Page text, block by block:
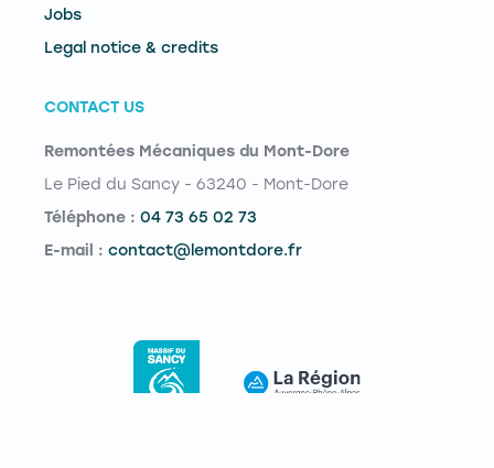
Jobs
Legal notice & credits
CONTACT US
Remontées Mécaniques du Mont-Dore
Le Pied du Sancy - 63240 - Mont-Dore
Téléphone : 04 73 65 02 73
E-mail : contact@lemontdore.fr